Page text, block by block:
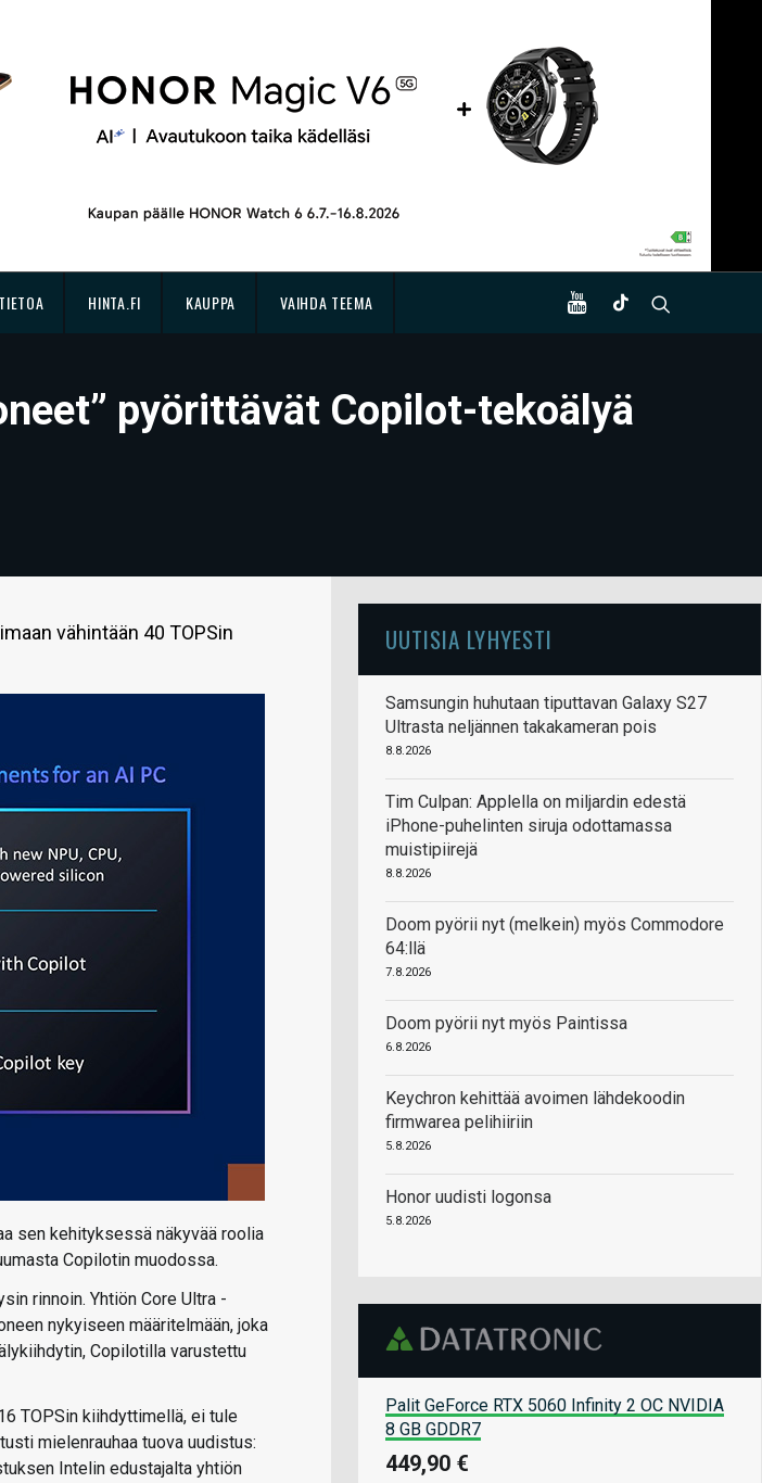
TIETOA HINTA.FI KAUPPA VAIHDA TEEMA
pyörittävät Copilot-tekoälyä
vähintään 40 TOPSin
sen kehityksessä näkyvää roolia
Copilotin muodossa.
rinnoin. Yhtiön Core Ultra -
nykyiseen määritelmään, joka
Copilotilla varustettu
TOPSin kiihdyttimellä, ei tule
mielenrauhaa tuova uudistus:
Intelin edustajalta yhtiön
UUTISIA LYHYESTI
Samsungin huhutaan tiputtavan Galaxy S27
Ultrasta neljännen takakameran pois
8.8.2026
Tim Culpan: Applella on miljardin edestä
iPhone-puhelinten siruja odottamassa
muistipiirejä
8.8.2026
Doom pyörii nyt (melkein) myös Commodore
64:llä
7.8.2026
Doom pyörii nyt myös Paintissa
6.8.2026
Keychron kehittää avoimen lähdekoodin
firmwarea pelihiiriin
5.8.2026
Honor uudisti logonsa
5.8.2026
Palit GeForce RTX 5060 Infinity 2 OC NVIDIA
8 GB GDDR7
449,90 €